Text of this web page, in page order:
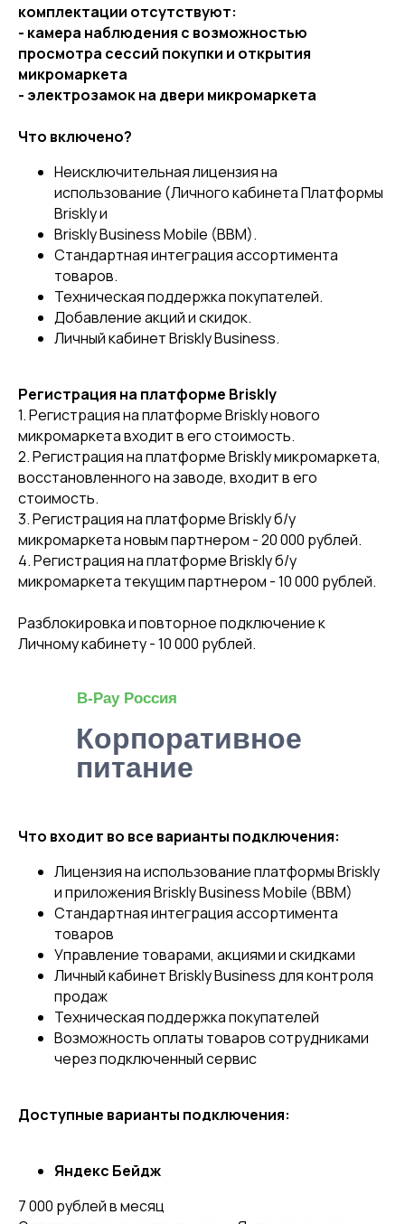
комплектации отсутствуют:
- камера наблюдения с возможностью
просмотра сессий покупки и открытия
микромаркета
- электрозамок на двери микромаркета
Что включено?
Неисключительная лицензия на
использование (Личного кабинета Платформы
Briskly и
Briskly Business Mobile (BBM).
Стандартная интеграция ассортимента
товаров.
Техническая поддержка покупателей.
Добавление акций и скидок.
Личный кабинет Briskly Business.
Регистрация на платформе Briskly
1. Регистрация на платформе Briskly нового
микромаркета входит в его стоимость.
2. Регистрация на платформе Briskly микромаркета,
восстановленного на заводе, входит в его
стоимость.
3. Регистрация на платформе Briskly б/у
микромаркета новым партнером - 20 000 рублей.
4. Регистрация на платформе Briskly б/у
микромаркета текущим партнером - 10 000 рублей.
Разблокировка и повторное подключение к
Личному кабинету - 10 000 рублей.
Корпоративное
питание
B-Pay Россия
Что входит во все варианты подключения:
Лицензия на использование платформы Briskly
и приложения Briskly Business Mobile (BBM)
Стандартная интеграция ассортимента
товаров
Управление товарами, акциями и скидками
Личный кабинет Briskly Business для контроля
продаж
Техническая поддержка покупателей
Возможность оплаты товаров сотрудниками
через подключенный сервис
Доступные варианты подключения:
Яндекс Бейдж
7 000 рублей в месяц
Политика конфиденциальности
Пользовательское соглашение
Участник проекта
Подпишитесь на наши
социальные сети
Новые истории клиентов и лайфхаки
по увеличению доходности
микромаркетов
© Briskly, 2026
sales@briskly.online
welcome@briskly.online
По другим вопросам:
По вопросам оборудования и
связи с отделом продаж:
Задать вопрос